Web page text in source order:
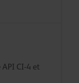
CI-4 et